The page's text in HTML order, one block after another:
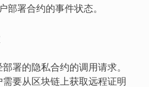
部署合约的事件状态。
署的隐私合约的调用请求。
要从区块链上获取远程证明